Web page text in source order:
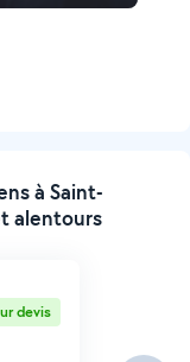
à Saint-
alentours
devis